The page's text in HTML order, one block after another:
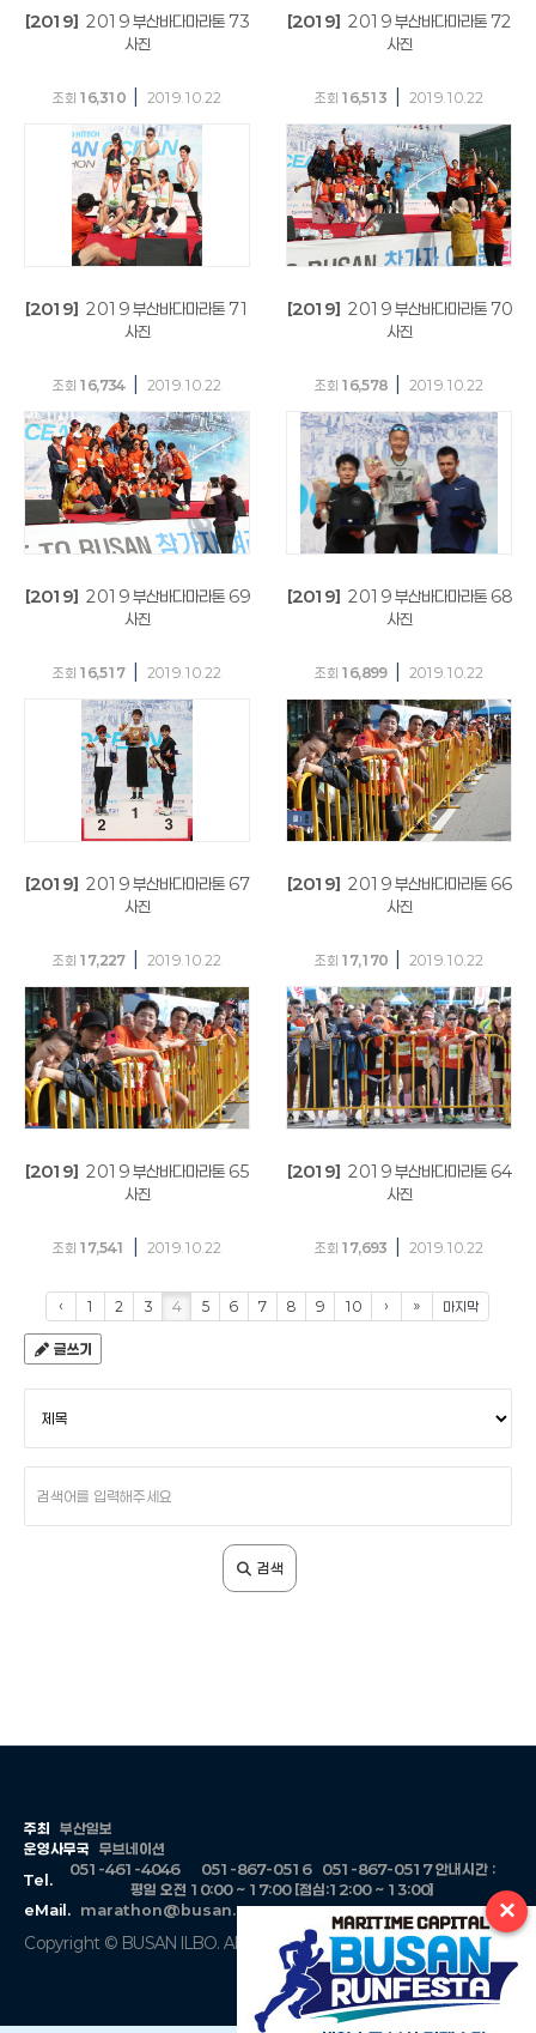
[2019] 2019 부산바다마라톤 73
사진
조회 16,310 2019.10.22
[2019] 2019 부산바다마라톤 72
사진
조회 16,513 2019.10.22
[2019] 2019 부산바다마라톤 71
사진
조회 16,734 2019.10.22
[2019] 2019 부산바다마라톤 70
사진
조회 16,578 2019.10.22
[2019] 2019 부산바다마라톤 69
사진
조회 16,517 2019.10.22
[2019] 2019 부산바다마라톤 68
사진
조회 16,899 2019.10.22
[2019] 2019 부산바다마라톤 67
사진
조회 17,227 2019.10.22
[2019] 2019 부산바다마라톤 66
사진
조회 17,170 2019.10.22
[2019] 2019 부산바다마라톤 65
사진
조회 17,541 2019.10.22
[2019] 2019 부산바다마라톤 64
사진
조회 17,693 2019.10.22
‹ 1 2 3 4 5 6 7 8 9 10 › » 마지막
글쓰기
조
어
력
검색
주최
부산일보
운영사무국
무브네이션
Tel.
051-461-4046 051-867-0516 051-867-0517안내시간 :
평일 오전 10:00 ~ 17:00 [점심:12:00 ~ 13:00]
eMail.
marathon@busan.com
Copyright © BUSAN ILBO. All Rights Reserved.
×